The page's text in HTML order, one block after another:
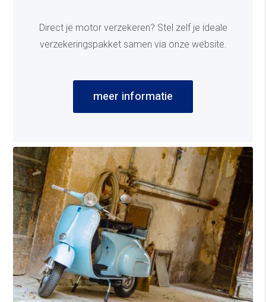
Direct je motor verzekeren? Stel zelf je ideale
verzekeringspakket samen via onze website.
meer informatie